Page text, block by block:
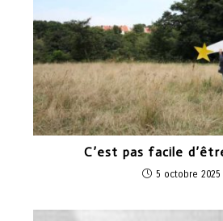
C’est pas facile
5 octobre 2025